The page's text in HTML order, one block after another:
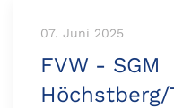
07. Juni 2025
FVW - SGM